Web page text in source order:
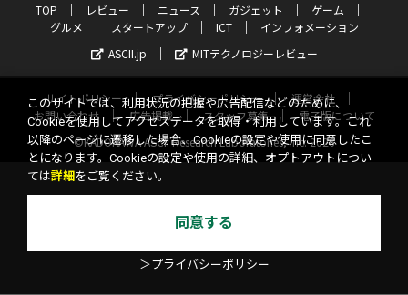
TOP レビュー ニュース ガジェット
ゲーム
グルメ
スタートアップ ICT
インフォメーション
ASCII.jp
MITテクノロジーレビュー
サイトポリシー プライバシーポリシー
運営会社
お問い合わせ
広告掲載 スタッフ募集
電子版について
©KADOKAWA ASCII Research Laboratories, Inc. 2026
このサイトでは、利用状況の把握や広告配信などのために、
Cookieを使用してアクセスデータを取得・利用しています。これ
以降のページに遷移した場合、Cookieの設定や使用に同意したこ
とになります。Cookieの設定や使用の詳細、オプトアウトについ
ては詳細 をご覧ください。
同意する
＞プライバシーポリシー